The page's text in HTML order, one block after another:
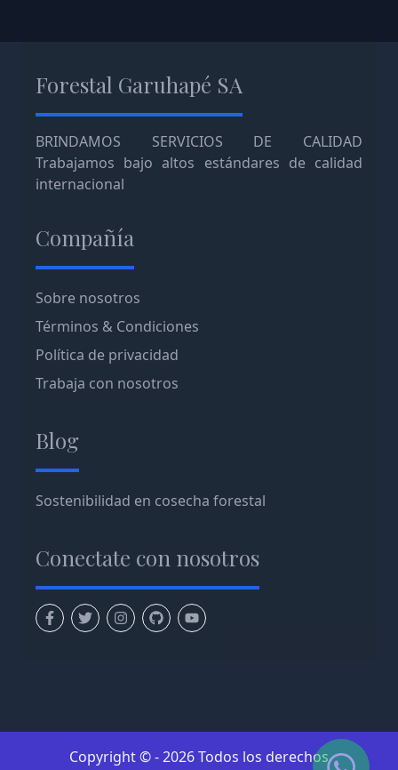
Forestal Garuhapé SA
BRINDAMOS SERVICIOS DE CALIDAD
Trabajamos bajo altos estándares de calidad
internacional
Compañía
Sobre nosotros
Términos & Condiciones
Política de privacidad
Trabaja con nosotros
Blog
Sostenibilidad en cosecha forestal
Conectate con nosotros
Copyright ©- 2026 Todos los derechos